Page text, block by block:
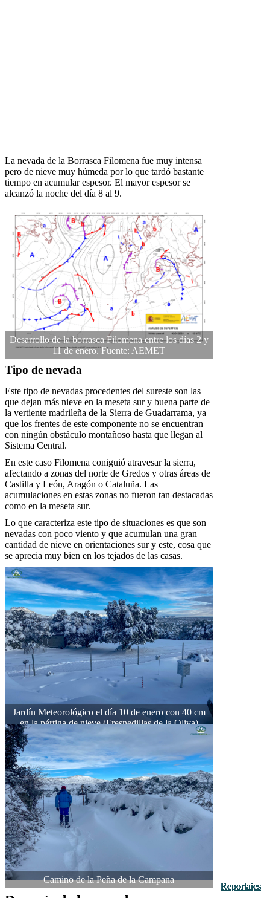
La nevada de la Borrasca Filomena fue muy intensa
pero de nieve muy húmeda por lo que tardó bastante
tiempo en acumular espesor. El mayor espesor se
alcanzó la noche del día 8 al 9.
Desarrollo de la borrasca Filomena entre los días 2 y
11 de enero. Fuente: AEMET
Tipo de nevada
Este tipo de nevadas procedentes del sureste son las
que dejan más nieve en la meseta sur y buena parte de
la vertiente madrileña de la Sierra de Guadarrama, ya
que los frentes de este componente no se encuentran
con ningún obstáculo montañoso hasta que llegan al
Sistema Central.
En este caso Filomena coniguió atravesar la sierra,
afectando a zonas del norte de Gredos y otras áreas de
Castilla y León, Aragón o Cataluña. Las
acumulaciones en estas zonas no fueron tan destacadas
como en la meseta sur.
Lo que caracteriza este tipo de situaciones es que son
nevadas con poco viento y que acumulan una gran
cantidad de nieve en orientaciones sur y este, cosa que
se aprecia muy bien en los tejados de las casas.
Jardín Meteorológico el día 10 de enero con 40 cm
en la pértiga de nieve (Fresnedillas de la Oliva)
Camino de la Peña de la Campana
Reportajes
Reportajes
Reportajes
Reportajes
Reportajes
Reportajes
Reportajes
Reportajes
Reportajes